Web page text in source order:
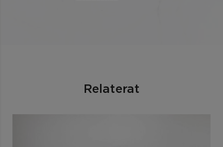
Relaterat